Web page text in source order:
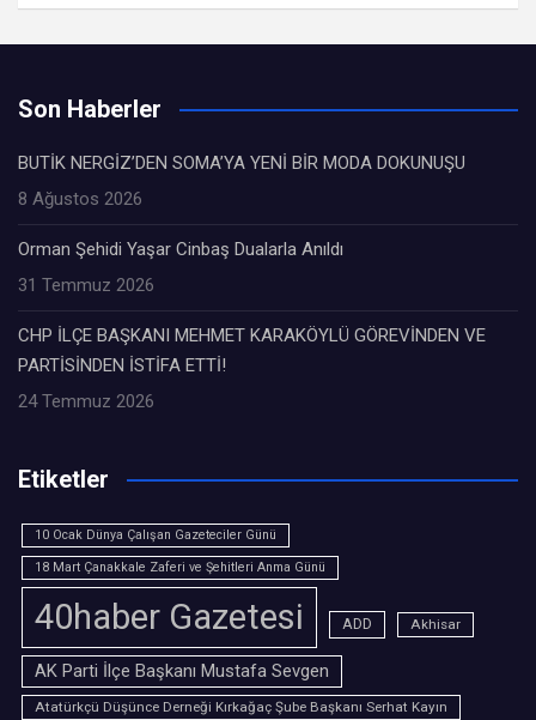
Son Haberler
BUTİK NERGİZ’DEN SOMA’YA YENİ BİR MODA DOKUNUŞU
8 Ağustos 2026
Orman Şehidi Yaşar Cinbaş Dualarla Anıldı
31 Temmuz 2026
CHP İLÇE BAŞKANI MEHMET KARAKÖYLÜ GÖREVİNDEN VE
PARTİSİNDEN İSTİFA ETTİ!
24 Temmuz 2026
Etiketler
10 Ocak Dünya Çalışan Gazeteciler Günü
18 Mart Çanakkale Zaferi ve Şehitleri Anma Günü
40haber Gazetesi ADD Akhisar
AK Parti İlçe Başkanı Mustafa Sevgen
Atatürkçü Düşünce Derneği Kırkağaç Şube Başkanı Serhat Kayın